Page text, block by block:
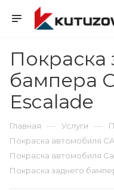
Покраска
бампера
Escalade
Главная — Услуги —
Покраска автомобиля
Покраска автомобиля
Покраска заднего